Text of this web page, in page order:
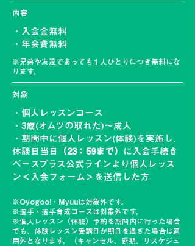
内容
・入会金無料
・年会費無料
※兄弟や友達であっても１人ひとりにつき無料にな
ります。
対象
・個人レッスンコース
​・3歳(オムツの取れた)～成人
・期間中に個人レッスン(体験)を実施し、
体験日当日
（23：59まで）
に入会手続き
ベースプラス公式ラインより個人レッス
ン＜入会フォーム＞を送信した方
※Oyogoo!・Myuuは対象外です。
※選手・選手育成コースは対象外です。
※個人レッスン（体験）予約を期間内に行った場合
でも、体験レッスン受講日が期日を過ぎた場合は適
用外となります。（キャンセル、延期、リスケジュ